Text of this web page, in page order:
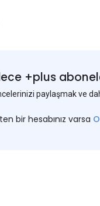
+plus
paylaşmak ve
bir hesabınız varsa